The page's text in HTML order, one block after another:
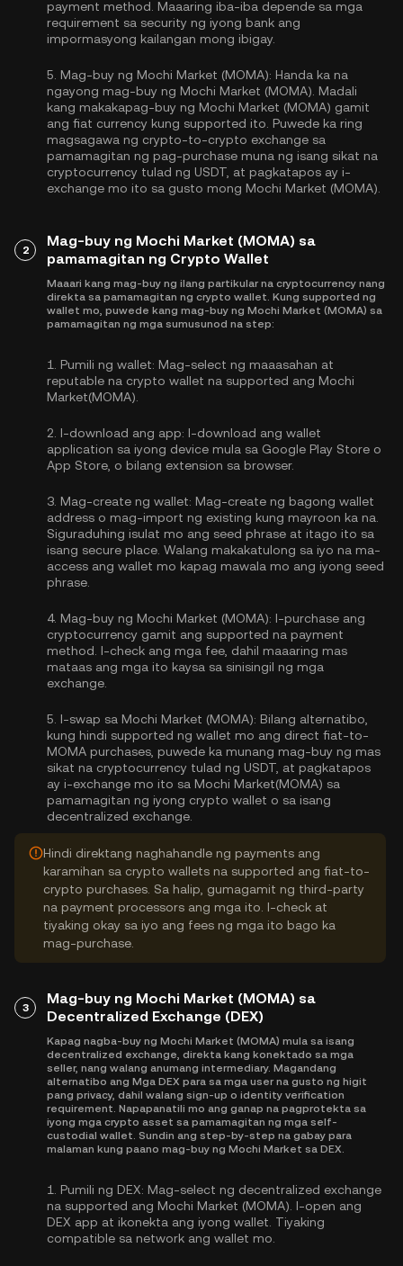
payment method. Maaaring iba-iba depende sa mga
requirement sa security ng iyong bank ang
impormasyong kailangan mong ibigay.
5. Mag-buy ng Mochi Market (MOMA): Handa ka na
ngayong mag-buy ng Mochi Market (MOMA). Madali
kang makakapag-buy ng Mochi Market (MOMA) gamit
ang fiat currency kung supported ito. Puwede ka ring
magsagawa ng crypto-to-crypto exchange sa
pamamagitan ng pag-purchase muna ng isang sikat na
cryptocurrency tulad ng USDT , at pagkatapos ay i-
exchange mo ito sa gusto mong Mochi Market (MOMA).
2
Mag-buy ng Mochi Market (MOMA) sa
pamamagitan ng Crypto Wallet
Maaari kang mag-buy ng ilang partikular na cryptocurrency nang
direkta sa pamamagitan ng crypto wallet. Kung supported ng
wallet mo, puwede kang mag-buy ng Mochi Market (MOMA) sa
pamamagitan ng mga sumusunod na step:
1. Pumili ng wallet: Mag-select ng maaasahan at
reputable na crypto wallet na supported ang Mochi
Market(MOMA).
2. I-download ang app: I-download ang wallet
application sa iyong device mula sa Google Play Store o
App Store, o bilang extension sa browser.
3. Mag-create ng wallet: Mag-create ng bagong wallet
address o mag-import ng existing kung mayroon ka na.
Siguraduhing isulat mo ang seed phrase at itago ito sa
isang secure place. Walang makakatulong sa iyo na ma-
access ang wallet mo kapag mawala mo ang iyong seed
phrase.
4. Mag-buy ng Mochi Market (MOMA): I-purchase ang
cryptocurrency gamit ang supported na payment
method. I-check ang mga fee, dahil maaaring mas
mataas ang mga ito kaysa sa sinisingil ng mga
exchange.
5. I-swap sa Mochi Market (MOMA): Bilang alternatibo,
kung hindi supported ng wallet mo ang direct fiat-to-
MOMA purchases, puwede ka munang mag-buy ng mas
sikat na cryptocurrency tulad ng USDT, at pagkatapos
ay i-exchange mo ito sa Mochi Market(MOMA) sa
pamamagitan ng iyong crypto wallet o sa isang
decentralized exchange.
Hindi direktang naghahandle ng payments ang
karamihan sa crypto wallets na supported ang fiat-to-
crypto purchases. Sa halip, gumagamit ng third-party
na payment processors ang mga ito. I-check at
tiyaking okay sa iyo ang fees ng mga ito bago ka
mag-purchase.
3
Mag-buy ng Mochi Market (MOMA) sa
Decentralized Exchange (DEX)
Kapag nagba-buy ng Mochi Market (MOMA) mula sa isang
decentralized exchange, direkta kang konektado sa mga
seller, nang walang anumang intermediary. Magandang
alternatibo ang Mga DEX para sa mga user na gusto ng higit
pang privacy, dahil walang sign-up o identity verification
requirement. Napapanatili mo ang ganap na pagprotekta sa
iyong mga crypto asset sa pamamagitan ng mga self-
custodial wallet. Sundin ang step-by-step na gabay para
malaman kung paano mag-buy ng Mochi Market sa DEX.
1. Pumili ng DEX: Mag-select ng decentralized exchange
na supported ang Mochi Market (MOMA). I-open ang
DEX app at ikonekta ang iyong wallet. Tiyaking
compatible sa network ang wallet mo.